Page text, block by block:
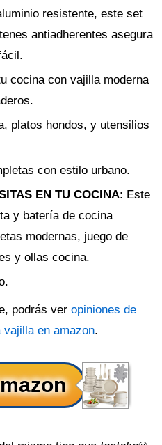
resistente, este set
antiadherentes asegura
cocina con vajilla moderna
platos hondos, y utensilios
con estilo urbano.
EN TU COCINA: Este
y batería de cocina
modernas, juego de
y ollas cocina.
podrás ver opiniones de
vajilla en amazon.